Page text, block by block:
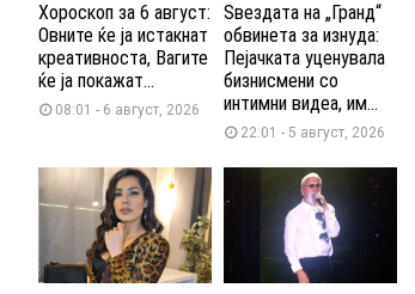
Хороскоп за 6 август:
Овните ќе ја истакнат
креативноста, Вагите
ќе ја покажат...
08:01 - 6 август, 2026
Ѕвездата на „Гранд“
обвинета за изнуда:
Пејачката уценувала
бизнисмени со
интимни видеа, им...
22:01 - 5 август, 2026